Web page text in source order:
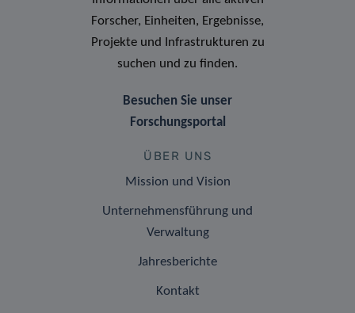
Forscher, Einheiten, Ergebnisse,
Projekte und Infrastrukturen zu
suchen und zu finden.
Besuchen Sie unser
Forschungsportal
ÜBER UNS
Mission und Vision
Unternehmensführung und
Verwaltung
Jahresberichte
Kontakt